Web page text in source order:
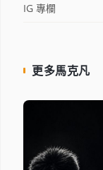
IG 專欄
更多馬克凡